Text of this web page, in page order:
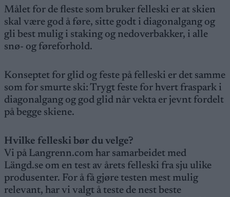
Målet for de fleste som bruker felleski er at skien
skal være god å føre, sitte godt i diagonalgang og
gli best mulig i staking og nedoverbakker, i alle
snø- og føreforhold.
Konseptet for glid og feste på felleski er det samme
som for smurte ski: Trygt feste for hvert fraspark i
diagonalgang og god glid når vekta er jevnt fordelt
på begge skiene.
Hvilke felleski bør du velge?
Vi på Langrenn.com har samarbeidet med
Längd.se om en test av årets felleski fra sju ulike
produsenter. For å få gjøre testen mest mulig
relevant, har vi valgt å teste de nest beste